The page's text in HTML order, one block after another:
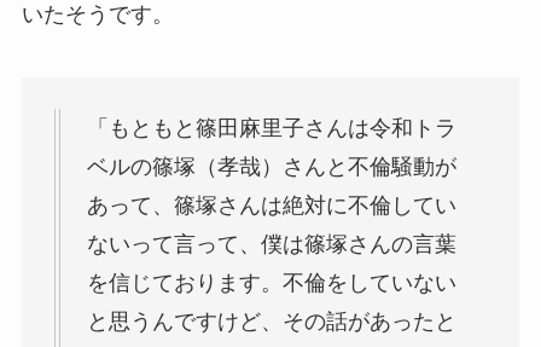
いたそうです。
「もともと篠田麻里子さんは令和トラ
ベルの篠塚（孝哉）さんと不倫騒動が
あって、篠塚さんは絶対に不倫してい
ないって言って、僕は篠塚さんの言葉
を信じております。不倫をしていない
と思うんですけど、その話があったと